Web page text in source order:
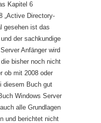
Kapitel 6
„Active Directory-
gesehen ist das
der sachkundige
Anfänger wird
bisher noch nicht
ob mit 2008 oder
diesem Buch gut
Windows Server
alle Grundlagen
und berichtet nicht